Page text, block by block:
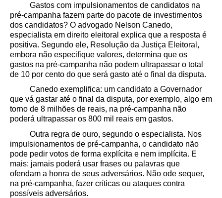
Gastos com impulsionamentos de candidatos na
pré-campanha fazem parte do pacote de investimentos
dos candidatos? O advogado Nelson Canedo,
especialista em direito eleitoral explica que a resposta é
positiva. Segundo ele, Resolução da Justiça Eleitoral,
embora não especifique valores, determina que os
gastos na pré-campanha não podem ultrapassar o total
de 10 por cento do que será gasto até o final da disputa.
Canedo exemplifica: um candidato a Governador
que vá gastar até o final da disputa, por exemplo, algo em
torno de 8 milhões de reais, na pré-campanha não
poderá ultrapassar os 800 mil reais em gastos.
Outra regra de ouro, segundo o especialista. Nos
impulsionamentos de pré-campanha, o candidato não
pode pedir votos de forma explícita e nem implícita. E
mais: jamais poderá usar frases ou palavras que
ofendam a honra de seus adversários. Não ode sequer,
na pré-campanha, fazer críticas ou ataques contra
possíveis adversários.